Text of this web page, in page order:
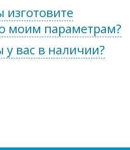
изготовите
моим параметрам?
у вас в наличии?